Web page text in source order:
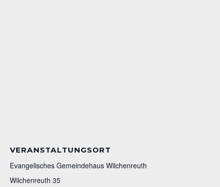
VERANSTALTUNGSORT
Evangelisches Gemeindehaus Wilchenreuth
Wilchenreuth 35